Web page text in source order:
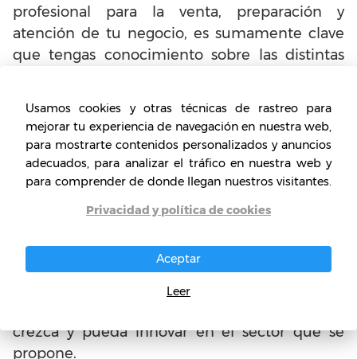
profesional para la venta, preparación y
atención de tu negocio, es sumamente clave
que tengas conocimiento sobre las distintas
preparación de los platos, organización y
demás, conviene que te tomes un tiempo
para estudiarlo, tomar cursos y capacitaciones
que te permitan estar mejor preparado para
abrir tu negocio.
La idea de negocio puede ser poco conocida
en muchas zonas del mundo, por ello,
requiere de tiempo y esfuerzo, pero sobre
crezca y pueda innovar en el sector que se
propone.
Usamos cookies y otras técnicas de rastreo para
mejorar tu experiencia de navegación en nuestra web,
para mostrarte contenidos personalizados y anuncios
adecuados, para analizar el tráfico en nuestra web y
para comprender de donde llegan nuestros visitantes.
Privacidad y política de cookies
Aceptar
Leer